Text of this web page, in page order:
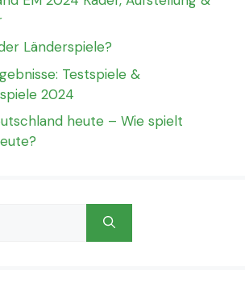
Länderspiele?
Testspiele &
2024
heute – Wie spielt